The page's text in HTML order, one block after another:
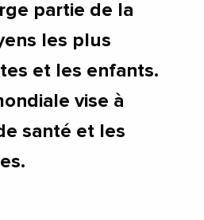
partie de la
les plus
et les enfants.
vise à
santé et les